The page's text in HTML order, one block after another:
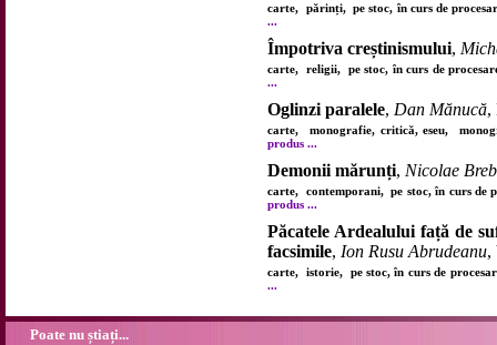
carte, părinți, pe stoc, în curs de
...
Împotriva creștinismului,
carte, religii, pe stoc, în curs de
...
Oglinzi paralele, Dan Mănucă,
carte, monografie, critică, eseu,
produs ...
Demonii mărunți, Nicolae
carte, contemporani, pe stoc, în curs
produs ...
Păcatele Ardealului față de
facsimile, Ion Rusu Abrudeanu,
carte, istorie, pe stoc, în curs de
...
Poate nu știați...